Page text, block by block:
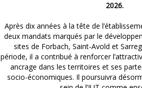
2026.
Après dix années à la tête de
deux mandats marqués par le
sites de Forbach, Saint-Avold et
période, il a contribué à renforcer
ancrage dans les territoires et ses
socio-économiques. Il poursuivra